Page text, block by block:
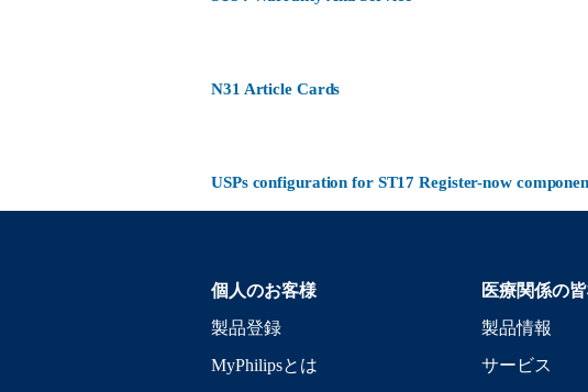
N31 Article Cards
USPs configuration for ST17 Register-now
個人のお客様
製品登録
MyPhilipsとは
医療関係の
製品情報
サービス